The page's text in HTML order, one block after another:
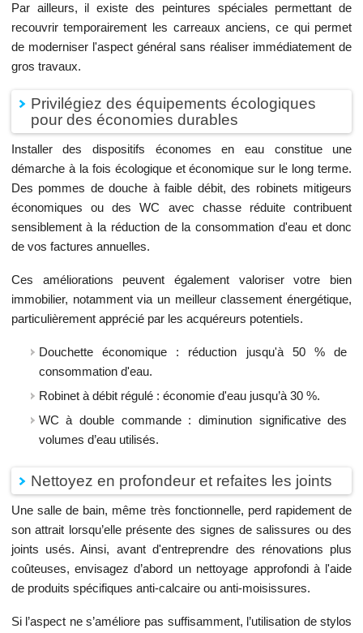
Par ailleurs, il existe des peintures spéciales permettant de
recouvrir temporairement les carreaux anciens, ce qui permet
de moderniser l'aspect général sans réaliser immédiatement de
gros travaux.
Privilégiez des équipements écologiques
pour des économies durables
Installer des dispositifs économes en eau constitue une
démarche à la fois écologique et économique sur le long terme.
Des pommes de douche à faible débit, des robinets mitigeurs
économiques ou des WC avec chasse réduite contribuent
sensiblement à la réduction de la consommation d'eau et donc
de vos factures annuelles.
Ces améliorations peuvent également valoriser votre bien
immobilier, notamment via un meilleur classement énergétique,
particulièrement apprécié par les acquéreurs potentiels.
Douchette économique : réduction jusqu'à 50 % de
consommation d'eau.
Robinet à débit régulé : économie d'eau jusqu’à 30 %.
WC à double commande : diminution significative des
volumes d’eau utilisés.
Nettoyez en profondeur et refaites les joints
Une salle de bain, même très fonctionnelle, perd rapidement de
son attrait lorsqu’elle présente des signes de salissures ou des
joints usés. Ainsi, avant d'entreprendre des rénovations plus
coûteuses, envisagez d’abord un nettoyage approfondi à l'aide
de produits spécifiques anti-calcaire ou anti-moisissures.
Si l’aspect ne s’améliore pas suffisamment, l’utilisation de stylos